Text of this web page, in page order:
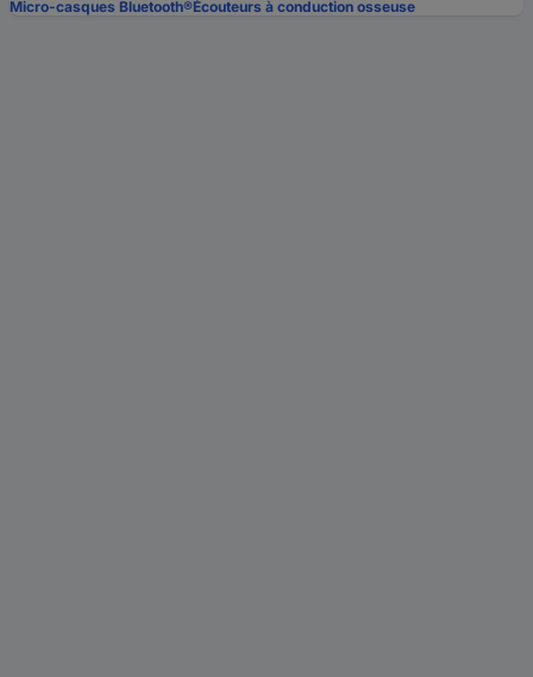
Micro-casques Bluetooth®Écouteurs à conduction osseuse